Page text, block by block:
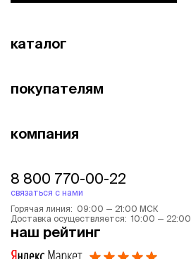
каталог
покупателям
компания
8 800 770-00-22
связаться с нами
Горячая линия: 09:00 — 21:00 МСК
Доставка осуществляется: 10:00 — 22:00
наш рейтинг